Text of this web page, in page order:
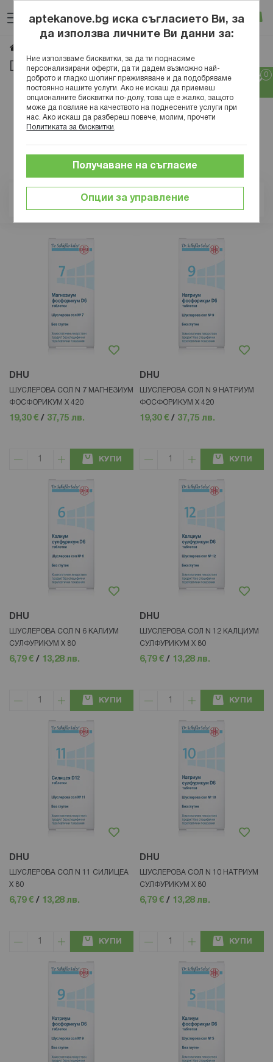
към
съдържанието
Вход
DHU | Страница 2
Позиция
DHU
ШУСЛЕРОВА СОЛ N 7 МАГНЕЗИУМ
ФОСФОРИКУМ Х 420
19,30 € / 37,75 лв.
КУПИ
DHU
ШУСЛЕРОВА СОЛ N 9 НАТРИУМ
ФОСФОРИКУМ Х 420
19,30 € / 37,75 лв.
КУПИ
DHU
ШУСЛЕРОВА СОЛ N 6 КАЛИУМ
СУЛФУРИКУМ Х 80
6,79 € / 13,28 лв.
КУПИ
DHU
ШУСЛЕРОВА СОЛ N 12 КАЛЦИУМ
СУЛФУРИКУМ Х 80
6,79 € / 13,28 лв.
КУПИ
DHU
ШУСЛЕРОВА СОЛ N 11 СИЛИЦЕА
Х 80
6,79 € / 13,28 лв.
КУПИ
DHU
ШУСЛЕРОВА СОЛ N 10 НАТРИУМ
СУЛФУРИКУМ Х 80
6,79 € / 13,28 лв.
КУПИ
aptekanove.bg иска съгласието Ви, за
да използва личните Ви данни за:
Ние използваме бисквитки, за да ти поднасяме
персонализирани оферти, да ти дадем възможно най-
доброто и гладко шопинг преживяване и да подобряваме
постоянно нашите услуги. Ако не искаш да приемеш
опционалните бисквитки по-долу, това ще е жалко, защото
може да повлияе на качеството на поднесените услуги при
нас. Ако искаш да разбереш повече, молим, прочети
Политиката за бисквитки
Опции за управление
Получаване на съгласие